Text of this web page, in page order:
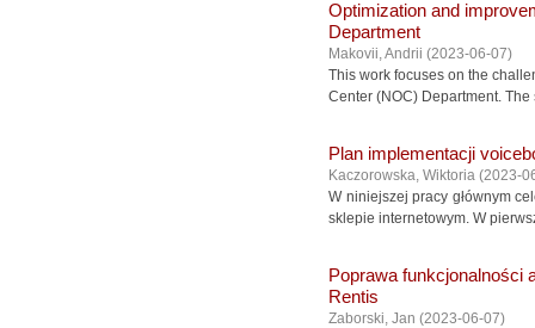
Optimization and
Department
Makovii, Andrii (2023-06-07)
This work focuses on the
Center (NOC) Department.
Plan implementacji
Kaczorowska, Wiktoria (2023-
W niniejszej pracy głównym
sklepie internetowym. W
Poprawa funkcjonalności
Rentis
Zaborski, Jan (2023-06-07)